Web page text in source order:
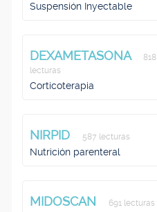
Suspensión Inyectable
DEXAMETASONA
818
lecturas
Corticoterapia
NIRPID 587 lecturas
Nutrición parenteral
MIDOSCAN 691 lecturas